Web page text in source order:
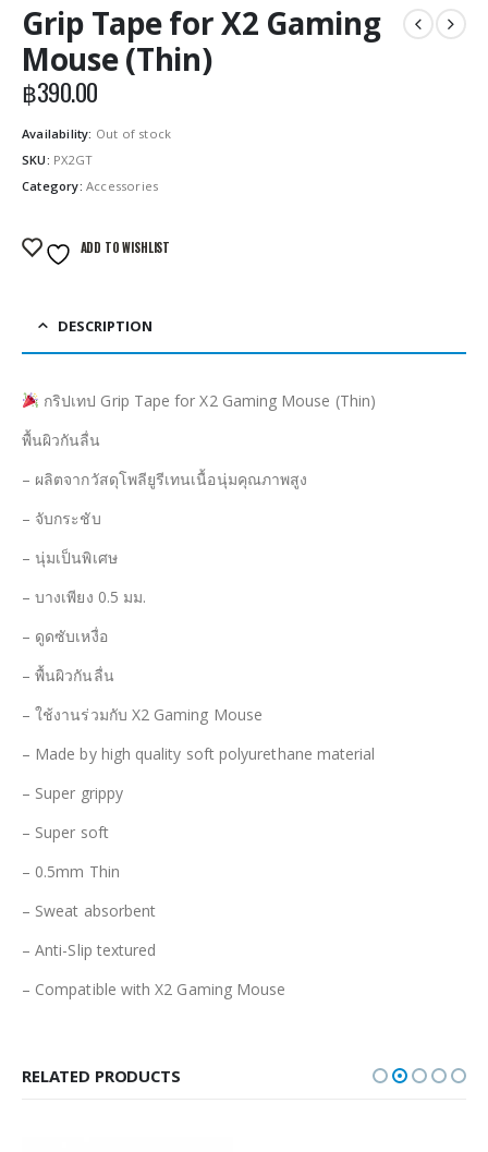
Grip Tape for X2 Gaming
Mouse (Thin)
฿390.00
Availability: Out of stock
SKU: PX2GT
Category: Accessories
ADD TO WISHLIST
DESCRIPTION
กริปเทป Grip Tape for X2 Gaming Mouse (Thin)
พื้นผิวกันลื่น
– ผลิตจากวัสดุโพลียูรีเทนเนื้อนุ่มคุณภาพสูง
– จับกระชับ
– นุ่มเป็นพิเศษ
– บางเพียง 0.5 มม.
– ดูดซับเหงื่อ
– พื้นผิวกันลื่น
– ใช้งานร่วมกับ X2 Gaming Mouse
– Made by high quality soft polyurethane material
– Super grippy
– Super soft
– 0.5mm Thin
– Sweat absorbent
– Anti-Slip textured
– Compatible with X2 Gaming Mouse
RELATED PRODUCTS